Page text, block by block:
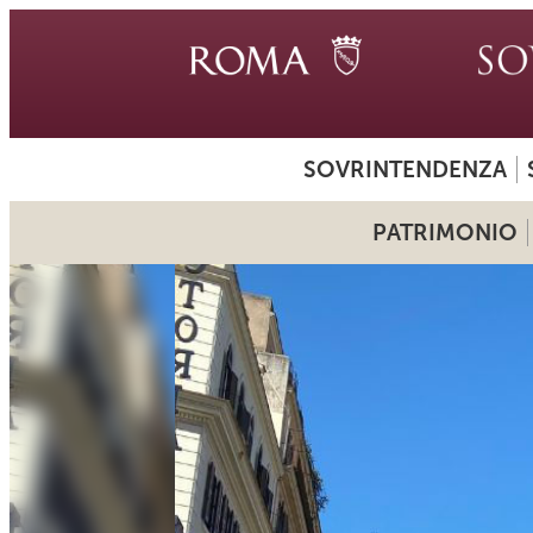
SOVRINTENDENZA
PATRIMONIO